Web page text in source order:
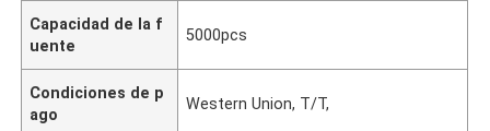
Capacidad de la f
uente
5000pcs
Condiciones de p
ago
Western Union, T/T,